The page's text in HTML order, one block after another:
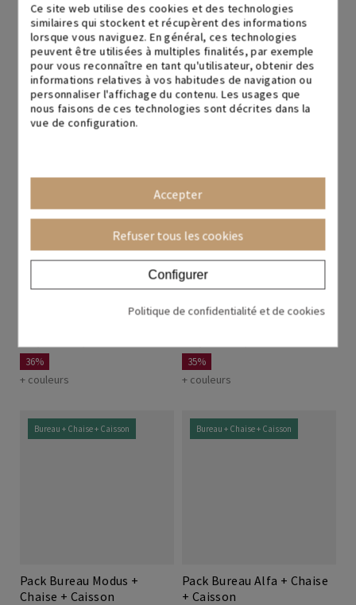
de 5 à 7 jours ouvrables
Bella
349,00 € 581,67 €
40%
+ couleurs
Pack Bureau Modus +
Chaise
379,64 € 565,48 €
33%
+ couleurs
Pack Bureau Tarnos +
36%
+ couleurs
Pack Bureau assis-debout
35%
+ couleurs
Bureau + Chaise + Caisson
Pack Bureau Modus +
Chaise + Caisson
Bureau + Chaise + Caisson
Pack Bureau Alfa + Chaise
+ Caisson
Ce site web utilise des cookies et des technologies
similaires qui stockent et récupèrent des informations
lorsque vous naviguez. En général, ces technologies
peuvent être utilisées à multiples finalités, par exemple
pour vous reconnaître en tant qu'utilisateur, obtenir des
informations relatives à vos habitudes de navigation ou
personnaliser l'affichage du contenu. Les usages que
nous faisons de ces technologies sont décrites dans la
vue de configuration.
Accepter
Refuser tous les cookies
Configurer
Politique de confidentialité et de cookies